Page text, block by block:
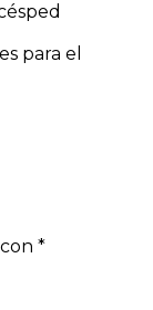
para el
*